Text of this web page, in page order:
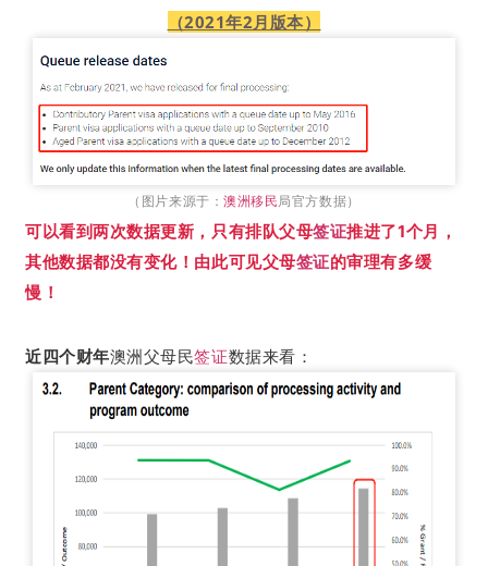
（2021年2月版本）
（图片来源于：澳洲移民局官方数据）
可以看到两次数据更新，只有排队父母签证推进了1个月，
其他数据都没有变化！由此可见父母签证的审理有多缓
慢！
近四个财年澳洲父母民签证数据来看：